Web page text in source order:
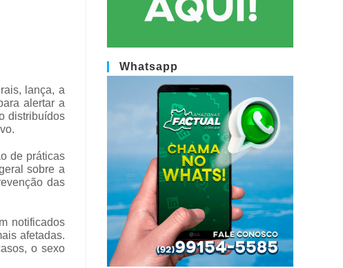
lança, a
alertar a
distribuídos
de práticas
sobre a
das
notificados
afetadas.
o sexo
Whatsapp